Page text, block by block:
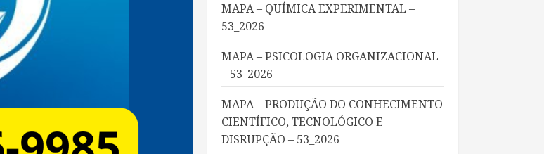
MAPA – QUÍMICA EXPERIMENTAL –
53_2026
MAPA – PSICOLOGIA ORGANIZACIONAL
– 53_2026
MAPA – PRODUÇÃO DO CONHECIMENTO
CIENTÍFICO, TECNOLÓGICO E
DISRUPÇÃO – 53_2026